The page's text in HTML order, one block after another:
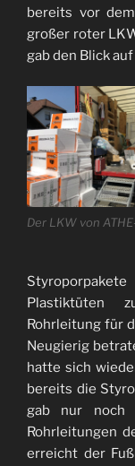
bereits vor
großer roter
gab den Blick
Der LKW von
Plastiktüten
Rohrleitung für
Neugierig
hatte sich
bereits die
gab nur
Rohrleitungen
erreicht der